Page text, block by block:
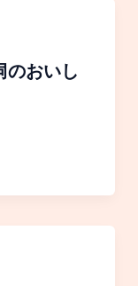
のおいし